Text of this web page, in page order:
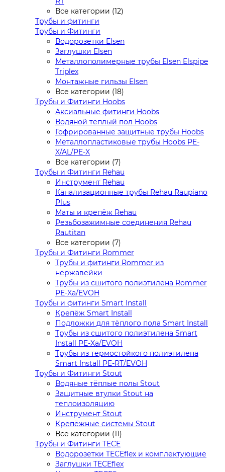
Все категории (12)
Трубы и фитинги
Трубы и Фитинги
Водорозетки Elsen
Заглушки Elsen
Металлополимерные трубы Elsen Elspipe
Triplex
Монтажные гильзы Elsen
Все категории (18)
Трубы и Фитинги Hoobs
Аксиальные фитинги Hoobs
Водяной тёплый пол Hoobs
Гофрированные защитные трубы Hoobs
Металлопластиковые трубы Hoobs PE-
X/AL/PE-X
Все категории (7)
Трубы и Фитинги Rehau
Инструмент Rehau
Канализационные трубы Rehau Raupiano
Plus
Маты и крепёж Rehau
Резьбозажимные соединения Rehau
Rautitan
Все категории (7)
Трубы и Фитинги Rommer
Трубы и фитинги Rommer из
нержавейки
Трубы из сшитого полиэтилена Rommer
PE-Xa/EVOH
Трубы и фитинги Smart Install
Крепёж Smart Install
Подложки для тёплого пола Smart Install
Трубы из сшитого полиэтилена Smart
Install PE-Xa/EVOH
Трубы из термостойкого полиэтилена
Smart Install PE-RT/EVOH
Трубы и Фитинги Stout
Водяные тёплые полы Stout
Защитные втулки Stout на
теплоизоляцию
Инструмент Stout
Крепёжные системы Stout
Все категории (11)
Трубы и Фитинги TECE
Водорозетки TECEflex и комплектующие
Заглушки TECEflex